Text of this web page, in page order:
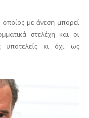
με άνεση μπορεί
στελέχη και οι
υποτελείς κι όχι ως